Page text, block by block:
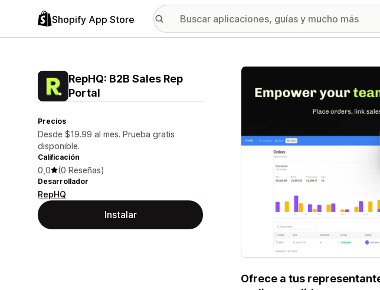
Shopify App Store
RepHQ: B2B Sales Rep
Portal
Precios
Desde $19.99 al mes. Prueba gratis
disponible.
Calificación
0,0 (0 Reseñas)
Desarrollador
RepHQ
Instalar
Galería de imágenes destacadas
Ofrece a tus